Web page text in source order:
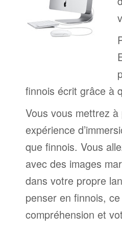
finnois écrit grâce à
Vous vous mettrez
expérience
que finnois. Vous
avec des images
dans votre propre
penser en finnois,
compréhension et